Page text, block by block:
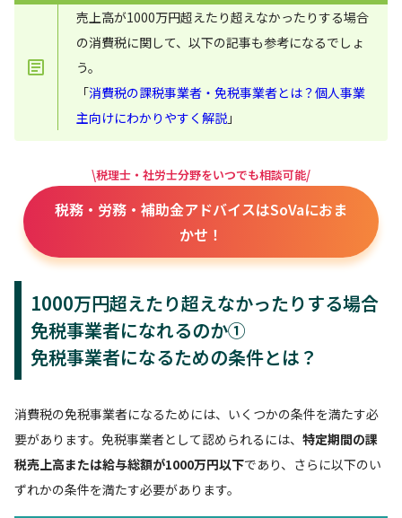
売上高が1000万円超えたり超えなかったりする場合
の消費税に関して、以下の記事も参考になるでしょ
う。
「消費税の課税事業者・免税事業者とは？個人事業
主向けにわかりやすく解説 」
\税理士・社労士分野をいつでも相談可能/
税務・労務・補助金アドバイスはSoVaにおま
かせ！
1000万円超えたり超えなかったりする場合
免税事業者になれるのか①
免税事業者になるための条件とは？
消費税の免税事業者になるためには、いくつかの条件を満たす必
要があります。免税事業者として認められるには、 特定期間の課
税売上高または給与総額が1000万円以下であり、さらに以下のい
ずれかの条件を満たす必要があります。